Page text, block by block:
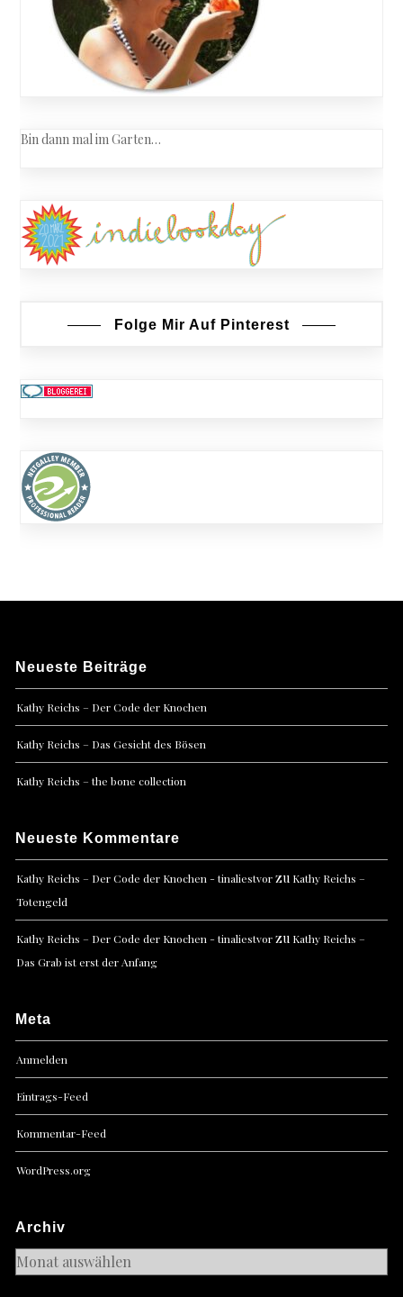
Bin dann mal im Garten…
Folge Mir Auf Pinterest
Neueste Beiträge
Kathy Reichs – Der Code der Knochen
Kathy Reichs – Das Gesicht des Bösen
Kathy Reichs – the bone collection
Neueste Kommentare
Kathy Reichs – Der Code der Knochen - tinaliestvorzu Kathy Reichs –
Totengeld
Kathy Reichs – Der Code der Knochen - tinaliestvorzu Kathy Reichs –
Das Grab ist erst der Anfang
Meta
Anmelden
Eintrags-Feed
Kommentar-Feed
WordPress.org
Archiv
Archiv